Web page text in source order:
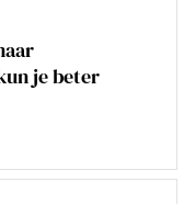
je beter